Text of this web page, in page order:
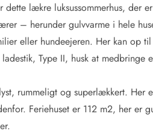
lækre luksussommerhus, der
– herunder gulvvarme i hele
eller hundeejeren. Her kan op
Type II, husk at medbringe
rummeligt og superlækkert.
Feriehuset er 112 m2, her er